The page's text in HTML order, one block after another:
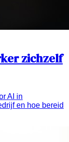
zichzelf
AI in
en hoe bereid